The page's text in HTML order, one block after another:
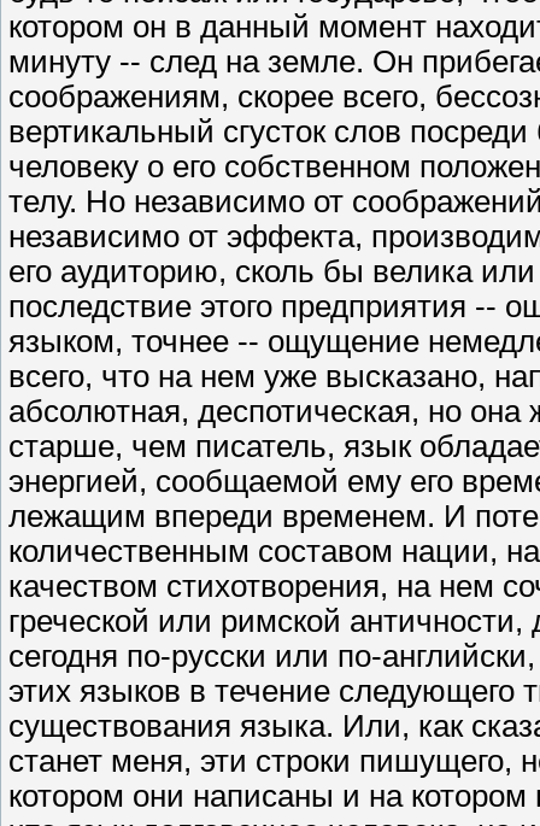
котором он в данный момент
минуту -- след на земле. Он
соображениям, скорее всего,
вертикальный сгусток слов
человеку о его собственном
телу. Но независимо от
независимо от эффекта,
его аудиторию, сколь бы велика
последствие этого предприятия --
языком, точнее -- ощущение
всего, что на нем уже высказано,
абсолютная, деспотическая, но
старше, чем писатель, язык
энергией, сообщаемой ему его
лежащим впереди временем. И
количественным составом нации,
качеством стихотворения, на нем
греческой или римской
сегодня по-русски или по-
этих языков в течение следующего
существования языка. Или, как
станет меня, эти строки пишущего,
котором они написаны и на котором